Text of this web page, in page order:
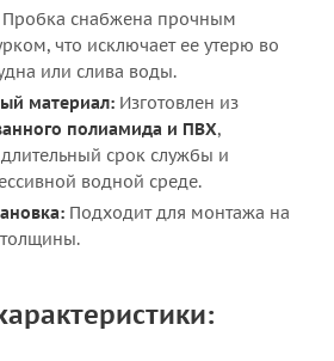
Пробка снабжена прочным
что исключает ее утерю во
или слива воды.
материал: Изготовлен из
полиамида и ПВХ,
срок службы и
водной среде.
Подходит для монтажа на